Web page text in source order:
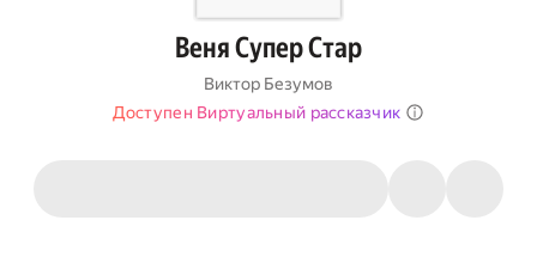
Веня Супер Стар
Виктор Безумов
Доступен Виртуальный рассказчик